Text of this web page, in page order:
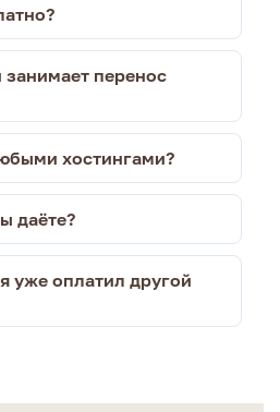
перенос
хостингами?
даёте?
уже оплатил другой